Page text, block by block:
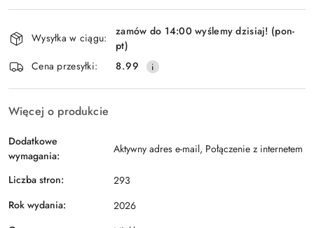
i
dostawa
Wysyłka w ciągu:
zamów do 14:00 wyślemy dzisiaj! (pon-
pt)
Cena przesyłki:
8.99
Więcej o produkcie
Dodatkowe
wymagania:
Aktywny adres e-mail, Połączenie z internetem
Liczba stron:
293
Rok wydania:
2026